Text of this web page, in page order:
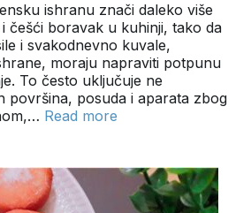
ishranu znači daleko više
češći boravak u kuhinji, tako da
i svakodnevno kuvale,
moraju napraviti potpunu
To često uključuje ne
površina, posuda i aparata zbog
Read more